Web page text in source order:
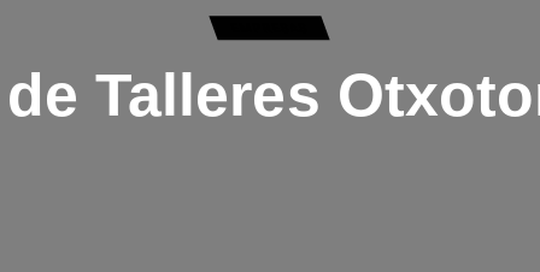
Talleres